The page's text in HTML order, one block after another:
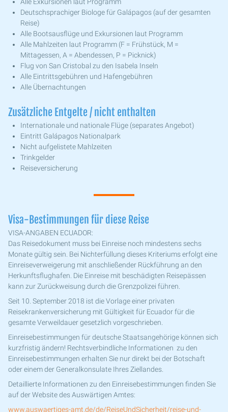
Deutschsprachiger Biologe für Galápagos (auf der gesamten
Reise)
Alle Bootsausflüge und Exkursionen laut Programm
Alle Mahlzeiten laut Programm (F = Frühstück, M =
Mittagessen, A = Abendessen, P = Picknick)
Flug von San Cristobal zu den Isabela Inseln
Alle Eintrittsgebühren und Hafengebühren
Alle Übernachtungen
Zusätzliche Entgelte / nicht enthalten
Internationale und nationale Flüge (separates Angebot)
Eintritt Galápagos Nationalpark
Nicht aufgelistete Mahlzeiten
Trinkgelder
Reiseversicherung
Visa-Bestimmungen für diese Reise
VISA-ANGABEN ECUADOR:
Das Reisedokument muss bei Einreise noch mindestens sechs
Monate gültig sein. Bei Nichterfüllung dieses Kriteriums erfolgt eine
Einreiseverweigerung mit anschließender Rückführung an den
Herkunftsflughafen. Die Einreise mit beschädigten Reisepässen
kann zur Zurückweisung durch die Grenzpolizei führen.
Seit 10. September 2018 ist die Vorlage einer privaten
Reisekrankenversicherung mit Gültigkeit für Ecuador für die
gesamte Verweildauer gesetzlich vorgeschrieben.
Einreisebestimmungen für deutsche Staatsangehörige können sich
kurzfristig ändern! Rechtsverbindliche Informationen zu den
Einreisebestimmungen erhalten Sie nur direkt bei der Botschaft
oder einem der Generalkonsulate Ihres Ziellandes.
Detaillierte Informationen zu den Einreisebestimmungen finden Sie
auf der Website des Auswärtigen Amtes:
www.auswaertiges-amt.de/de/ReiseUndSicherheit/reise-und-